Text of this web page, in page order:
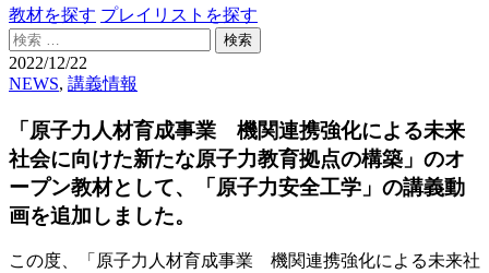
に
よ
る
未
社
会
に
向
け
新
教材を探す プレイリストを探す
検
索:
2022/12/22
NEWS, 講義情報
「原子力人材育成事業 機関連携強化による未来
社会に向けた新たな原子力教育拠点の構築」のオ
ープン教材として、「原子力安全工学」の講義動
画を追加しました。
この度、「原子力人材育成事業 機関連携強化による未来社